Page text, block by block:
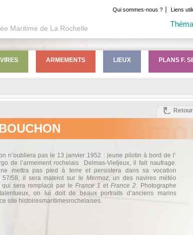
Maritime de La Rochelle
Qui sommes-nous ? Liens
n’oubliera pas le 13 janvier 1952 : jeune pilotin à bord de l’
de l’armement rochelais Delmas-Vieljeux, il fait naufrage.
mettra pas pied à terre et persistera dans sa vocation
57/58, il sera matelot sur le Mermoz, un des navires météo
qui sera remplacé par leFrance 1 etFrance 2. Photographe
on lui doit de beaux portraits d’anciens marins
site histoiresmaritimesrochelaises.
ARMEMENTS LIEUX PLANS F.